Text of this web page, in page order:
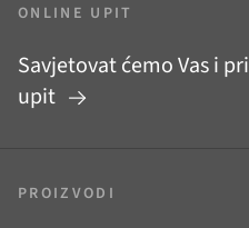
ONLINE UPIT
Savjetovat ćemo Vas i
upit
PROIZVODI